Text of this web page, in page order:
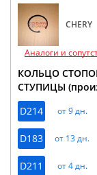
CHERY
Аналоги и
КОЛЬЦО
СТУПИЦЫ
D214
от 9 дн.
D183 от 13 дн.
D211 от 4 дн.